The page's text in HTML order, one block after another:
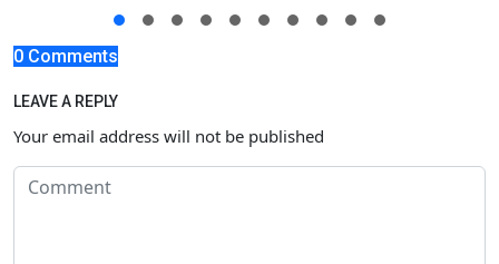
0 Comments
LEAVE A REPLY
Your email address will not be published